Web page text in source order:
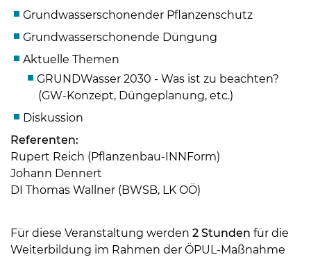
Skip to main content
Grundwasserschonender Pflanzenschutz
Grundwasserschonende Düngung
Aktuelle Themen
GRUNDWasser 2030 - Was ist zu beachten?
(GW-Konzept, Düngeplanung, etc.)
Diskussion
Referenten:
Rupert Reich (Pflanzenbau-INNForm)
Johann Dennert
DI Thomas Wallner (BWSB, LK OÖ)
Für diese Veranstaltung werden 2 Stunden für die
Weiterbildung im Rahmen der ÖPUL-Maßnahme